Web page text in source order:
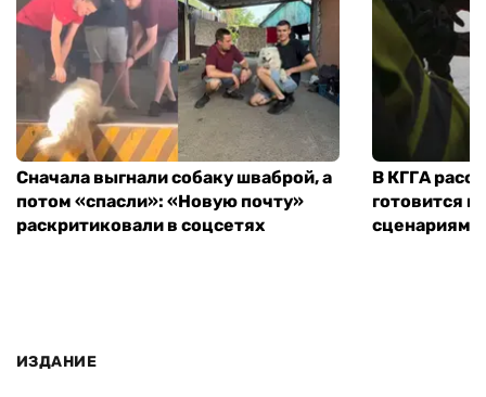
Сначала выгнали собаку шваброй, а
потом «спасли»: «Новую почту»
раскритиковали в соцсетях
В КГГА
готовится
сценариям
ИЗДАНИЕ